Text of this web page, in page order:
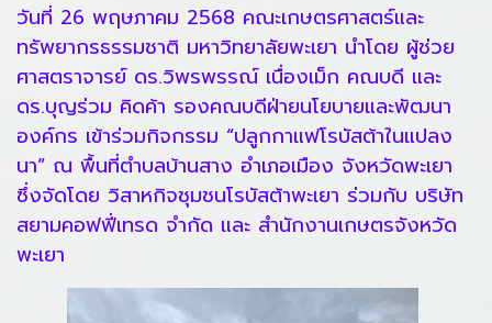
วันที่ 26 พฤษภาคม 2568 คณะเกษตรศาสตร์และ
ทรัพยากรธรรมชาติ มหาวิทยาลัยพะเยา นำโดย ผู้ช่วย
ศาสตราจารย์ ดร.วิพรพรรณ์ เนื่องเม็ก คณบดี และ
ดร.บุญร่วม คิดค้า รองคณบดีฝ่ายนโยบายและพัฒนา
องค์กร เข้าร่วมกิจกรรม “ปลูกกาแฟโรบัสต้าในแปลง
นา” ณ พื้นที่ตำบลบ้านสาง อำเภอเมือง จังหวัดพะเยา
ซึ่งจัดโดย วิสาหกิจชุมชนโรบัสต้าพะเยา ร่วมกับ บริษัท
สยามคอฟฟี่เทรด จำกัด และ สำนักงานเกษตรจังหวัด
พะเยา